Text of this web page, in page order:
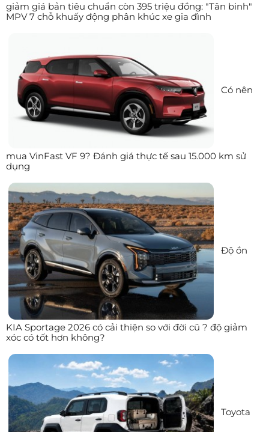
giảm giá bản tiêu chuẩn còn 395 triệu đồng: "Tân binh"
MPV 7 chỗ khuấy động phân khúc xe gia đình
Có nên
mua VinFast VF 9? Đánh giá thực tế sau 15.000 km sử
dụng
Độ ồn
KIA Sportage 2026 có cải thiện so với đời cũ ? độ giảm
xóc có tốt hơn không?
Toyota